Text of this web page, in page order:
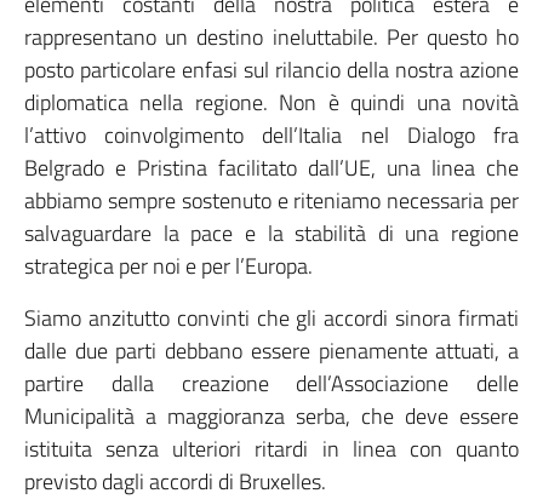
rappresentano un destino ineluttabile. Per questo ho
posto particolare enfasi sul rilancio della nostra azione
diplomatica nella regione. Non è quindi una novità
l’attivo coinvolgimento dell’Italia nel Dialogo fra
Belgrado e Pristina facilitato dall’UE, una linea che
abbiamo sempre sostenuto e riteniamo necessaria per
salvaguardare la pace e la stabilità di una regione
strategica per noi e per l’Europa.
Siamo anzitutto convinti che gli accordi sinora firmati
dalle due parti debbano essere pienamente attuati, a
partire dalla creazione dell’Associazione delle
Municipalità a maggioranza serba, che deve essere
istituita senza ulteriori ritardi in linea con quanto
previsto dagli accordi di Bruxelles.